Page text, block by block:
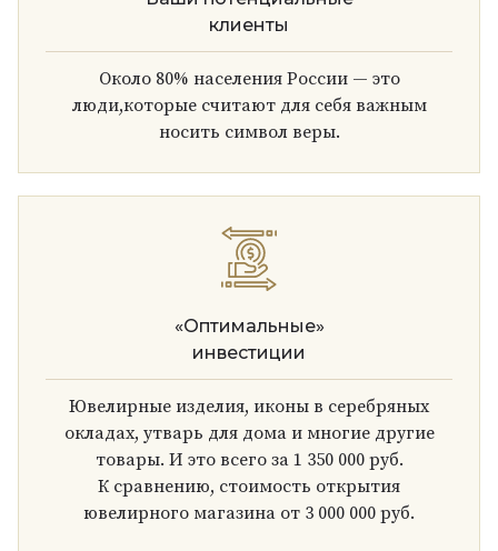
клиенты
Около 80% населения России — это
люди,которые считают для себя важным
носить символ веры.
«Оптимальные»
инвестиции
Ювелирные изделия, иконы в серебряных
окладах, утварь для дома и многие другие
товары. И это всего за 1 350 000 руб.
К сравнению, стоимость открытия
ювелирного магазина от 3 000 000 руб.